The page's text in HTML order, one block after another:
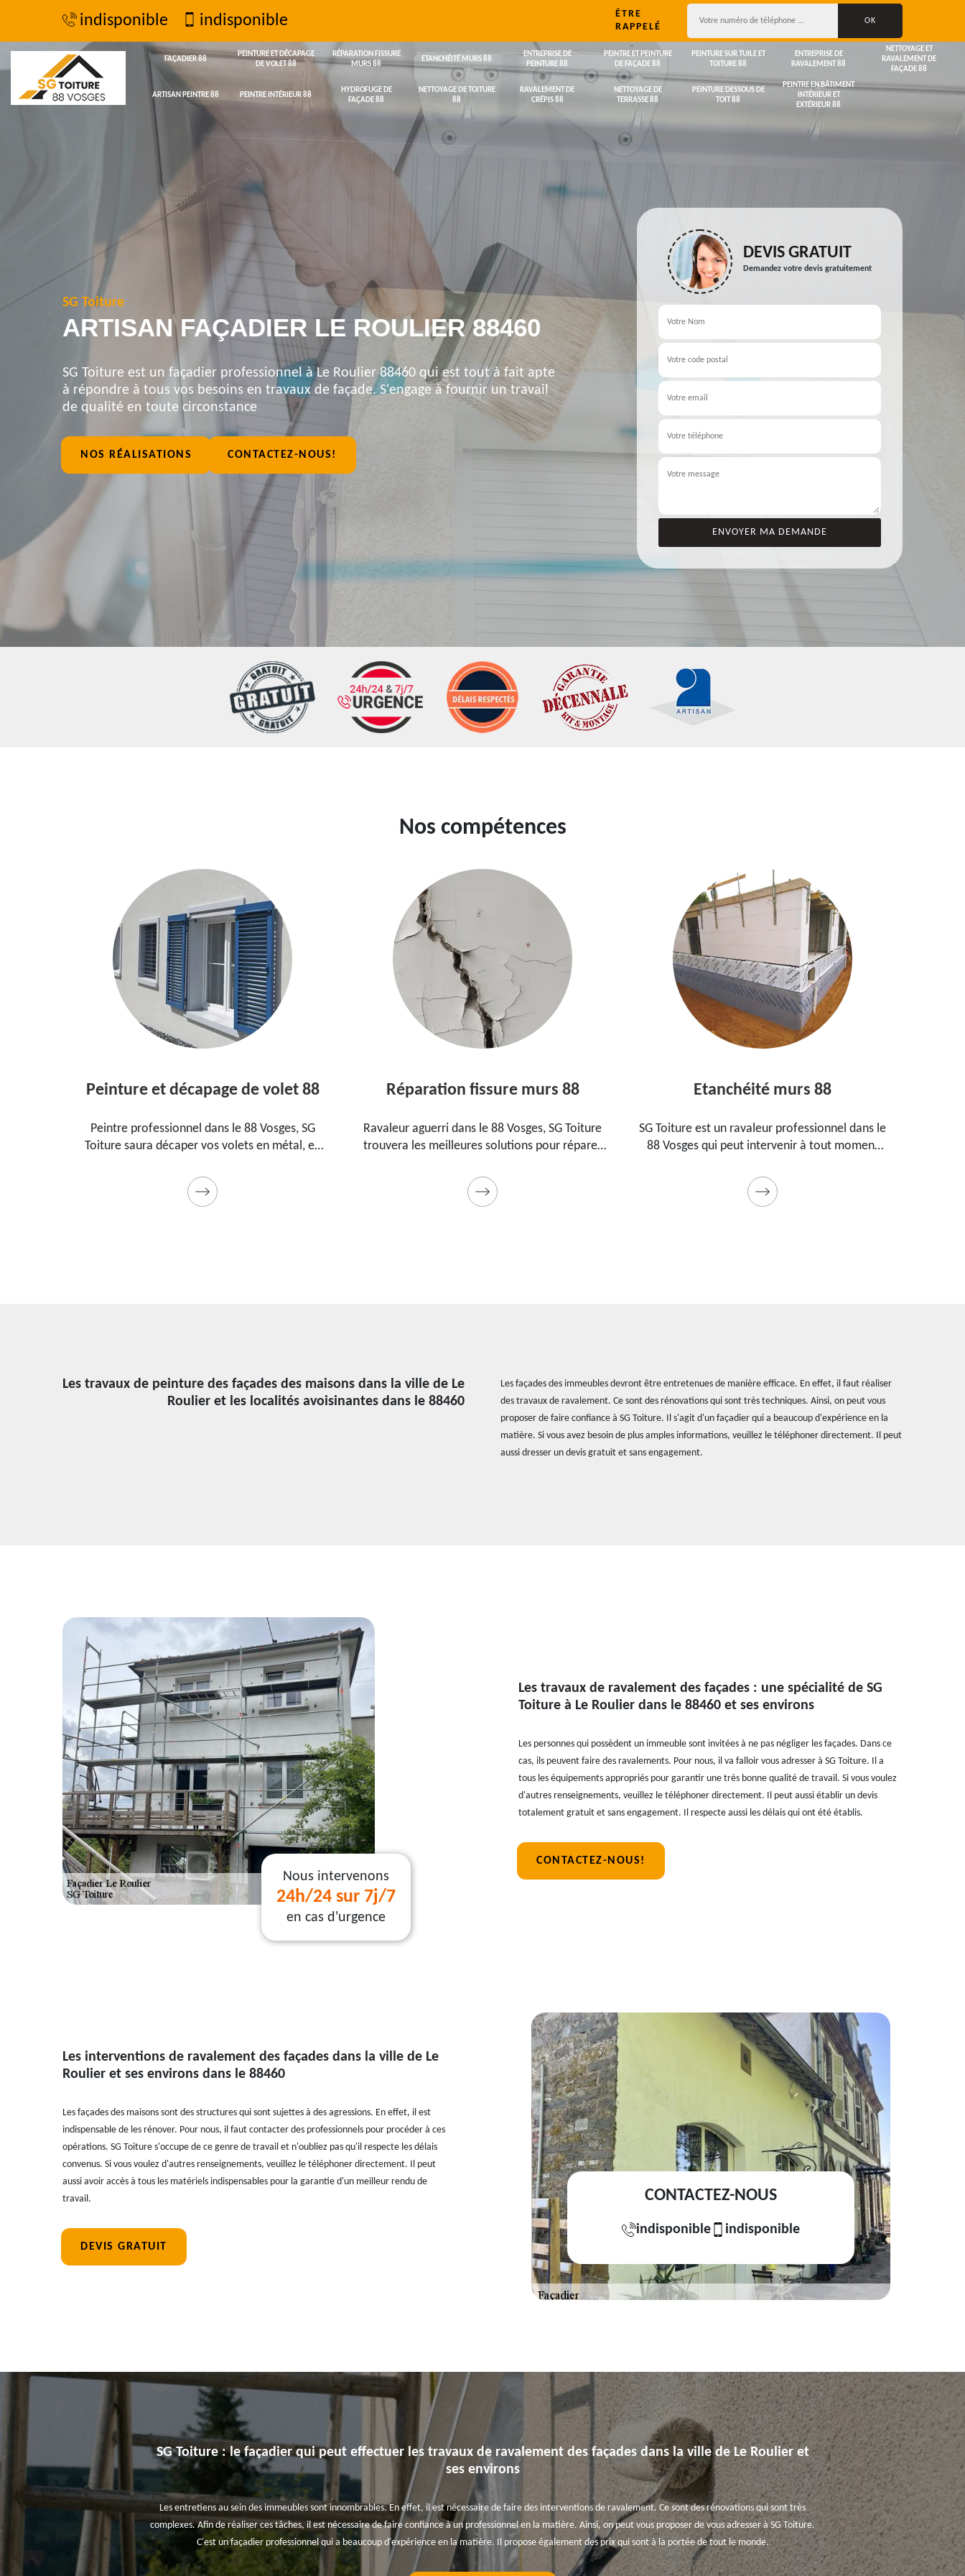
indisponible indisponible
ÊTRE
RAPPELÉ
FAÇADIER 88
PEINTURE ET DÉCAPAGE
DE VOLET 88
RÉPARATION FISSURE
MURS 88
ETANCHÉITÉ MURS 88
ENTREPRISE DE
PEINTURE 88
PEINTRE ET PEINTURE
DE FAÇADE 88
PEINTURE SUR TUILE ET
TOITURE 88
ENTREPRISE DE
RAVALEMENT 88
NETTOYAGE ET
RAVALEMENT DE
FAÇADE 88
ARTISAN PEINTRE 88 PEINTRE INTÉRIEUR 88
HYDROFUGE DE
FAÇADE 88
NETTOYAGE DE TOITURE
88
RAVALEMENT DE
CRÉPIS 88
NETTOYAGE DE
TERRASSE 88
PEINTURE DESSOUS DE
TOIT 88
PEINTRE EN BÂTIMENT
INTÉRIEUR ET
EXTÉRIEUR 88
SG Toiture
ARTISAN FAÇADIER LE ROULIER 88460
SG Toiture est un façadier professionnel à Le Roulier 88460 qui est tout à fait apte
à répondre à tous vos besoins en travaux de façade. S'engage à fournir un travail
de qualité en toute circonstance
NOS RÉALISATIONS CONTACTEZ-NOUS!
DEVIS GRATUIT
Demandez votre devis gratuitement
Nos compétences
Peinture et décapage de volet 88
Peintre professionnel dans le 88 Vosges, SG
Toiture saura décaper vos volets en métal, en
Utilise des produits et des peintures de qualité.
Devis détaillé offert
Réparation fissure murs 88
Ravaleur aguerri dans le 88 Vosges, SG Toiture
trouvera les meilleures solutions pour réparer
qualité et des matériels professionnels. Travaux
garantis décennaux
Etanchéité murs 88
SG Toiture est un ravaleur professionnel dans le
88 Vosges qui peut intervenir à tout moment
pas cher pour ce faire
Les travaux de peinture des façades des maisons dans la ville de Le
Roulier et les localités avoisinantes dans le 88460
Les façades des immeubles devront être entretenues de manière efficace. En effet, il faut réaliser
des travaux de ravalement. Ce sont des rénovations qui sont très techniques. Ainsi, on peut vous
proposer de faire confiance à SG Toiture. Il s'agit d'un façadier qui a beaucoup d'expérience en la
matière. Si vous avez besoin de plus amples informations, veuillez le téléphoner directement. Il peut
aussi dresser un devis gratuit et sans engagement.
Nous intervenons
24h/24 sur 7j/7
en cas d'urgence
Les travaux de ravalement des façades : une spécialité de SG
Toiture à Le Roulier dans le 88460 et ses environs
Les personnes qui possèdent un immeuble sont invitées à ne pas négliger les façades. Dans ce
cas, ils peuvent faire des ravalements. Pour nous, il va falloir vous adresser à SG Toiture. Il a
tous les équipements appropriés pour garantir une très bonne qualité de travail. Si vous voulez
d'autres renseignements, veuillez le téléphoner directement. Il peut aussi établir un devis
totalement gratuit et sans engagement. Il respecte aussi les délais qui ont été établis.
CONTACTEZ-NOUS!
Les interventions de ravalement des façades dans la ville de Le
Roulier et ses environs dans le 88460
Les façades des maisons sont des structures qui sont sujettes à des agressions. En effet, il est
indispensable de les rénover. Pour nous, il faut contacter des professionnels pour procéder à ces
opérations. SG Toiture s'occupe de ce genre de travail et n'oubliez pas qu'il respecte les délais
convenus. Si vous voulez d'autres renseignements, veuillez le téléphoner directement. Il peut
aussi avoir accès à tous les matériels indispensables pour la garantie d'un meilleur rendu de
travail.
DEVIS GRATUIT
CONTACTEZ-NOUS
indisponible indisponible
SG Toiture : le façadier qui peut effectuer les travaux de ravalement des façades dans la ville de Le Roulier et
ses environs
Les entretiens au sein des immeubles sont innombrables. En effet, il est nécessaire de faire des interventions de ravalement. Ce sont des rénovations qui sont très
complexes. Afin de réaliser ces tâches, il est nécessaire de faire confiance à un professionnel en la matière. Ainsi, on peut vous proposer de vous adresser à SG Toiture.
C'est un façadier professionnel qui a beaucoup d'expérience en la matière. Il propose également des prix qui sont à la portée de tout le monde.